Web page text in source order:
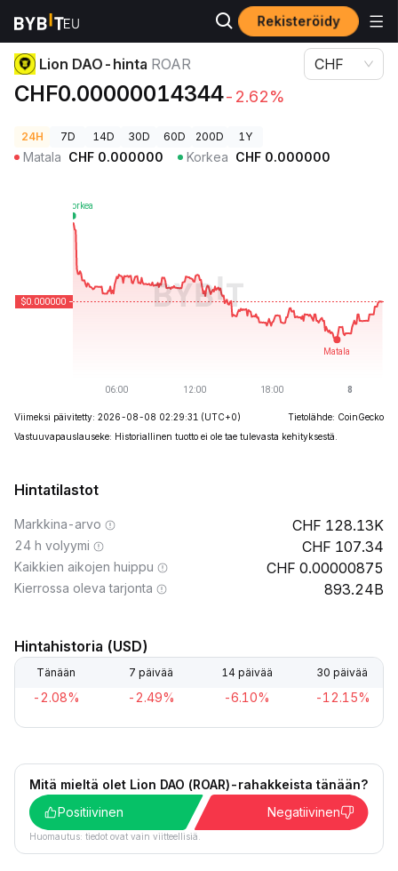
Rekisteröidy
Kryptohinnat
Lion DAO-hinta ROAR
CHF0.00000014344-2.62%
CHF
24H 7D 14D 30D 60D 200D 1Y
Matala CHF 0.000000 Korkea CHF 0.000000
Viimeksi päivitetty: 2026-08-08 02:29:31 (UTC+0)
Tietolähde: CoinGecko
Vastuuvapauslauseke: Historiallinen tuotto ei ole tae tulevasta kehityksestä.
Hintatilastot
Markkina-arvo 128.13K
24 h volyymi 107.34
Kaikkien aikojen huippu 0.00000875
Kierrossa oleva tarjonta 893.24B
Hintahistoria (USD)
Tänään 7 päivää 14 päivää 30 päivää
-2.08% -2.49% -6.10% -12.15%
Mitä mieltä olet Lion DAO (ROAR)-rahakkeista tänään?
Positiivinen
Negatiivinen
Huomautus: tiedot ovat vain viitteellisiä.